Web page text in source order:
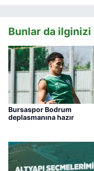
Bunlar da
Bursaspor Bodrum
deplasmanına hazır